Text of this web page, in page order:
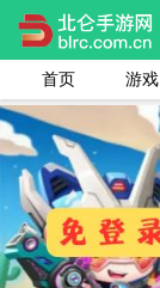
首页 游戏